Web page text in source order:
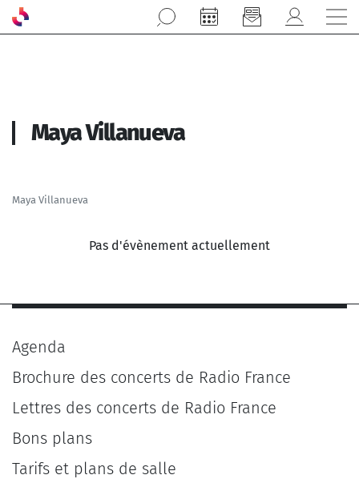
Aller au contenu principal
Maya Villanueva
Maya Villanueva
Pas d'évènement actuellement
Agenda
Brochure des concerts de Radio France
Lettres des concerts de Radio France
Bons plans
Tarifs et plans de salle